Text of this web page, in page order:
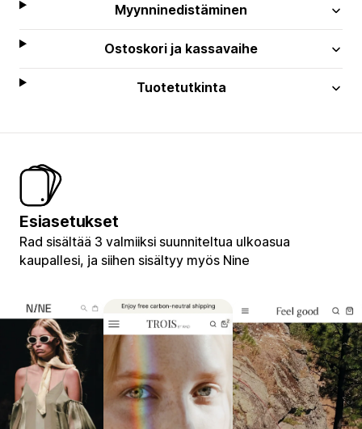
Myynninedistäminen
Ostoskori ja kassavaihe
Tuotetutkinta
Esiasetukset
Rad sisältää 3 valmiiksi suunniteltua ulkoasua
kaupallesi, ja siihen sisältyy myös Nine